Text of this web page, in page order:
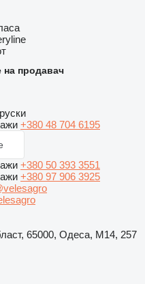
на продавач
+380 48 704 6195
+380 50 393 3551
+380 97 906 3925
65000, Одеса, М14, 257